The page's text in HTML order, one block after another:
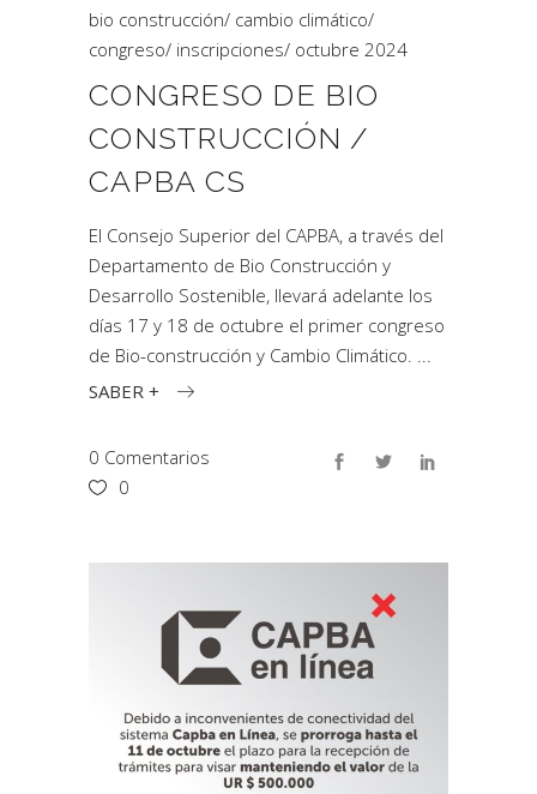
bio construcción/ cambio climático/
congreso/ inscripciones/ octubre 2024
CONGRESO DE BIO
CONSTRUCCIÓN /
CAPBA CS
El Consejo Superior del CAPBA, a través del
Departamento de Bio Construcción y
Desarrollo Sostenible, llevará adelante los
días 17 y 18 de octubre el primer congreso
de Bio-construcción y Cambio Climático.
SABER +
0 Comentarios
0